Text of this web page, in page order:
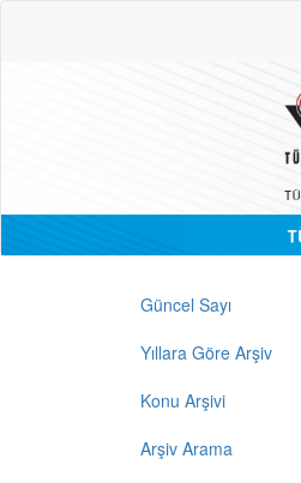
Güncel Sayı
Yıllara Göre Arşiv
Konu Arşivi
Arşiv Arama